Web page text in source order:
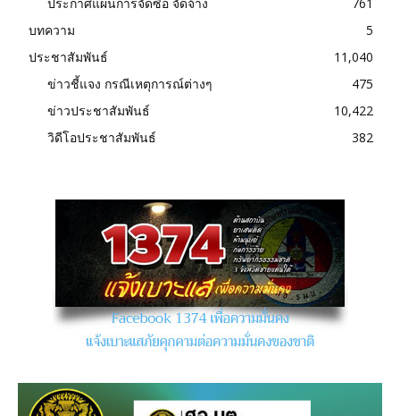
บทความ
5
ประชาสัมพันธ์
11,040
ข่าวชี้แจง กรณีเหตุการณ์ต่างๆ
475
ข่าวประชาสัมพันธ์
10,422
วิดีโอประชาสัมพันธ์
382